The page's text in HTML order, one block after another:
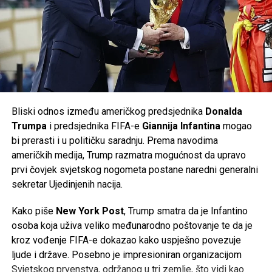
Tweet Share
Mail
radničkog vijeća, ali i vlasti savezne pokrajine
Donja
Saska, koja posjeduje oko 20 posto udjela
u
Volkswagenu i ima značajan utjecaj u nadzornom odboru
kompanije. Prema njemačkim medijima, odbor je u početnoj
fazi odbio dio predloženih mjera.
Volkswagen je ranije potvrdio da će do kraja decenije u
35.000biti u matičnom brendu Volkswagen, dok će
ostatak biti raspoređen na kompanije unutar grupacije,
uključujući AudiiPorsche. Do sada je više od37.000
zaposlenihveć prihvatilo programe dobrovoljnog odlaska
iz kompanije.
evropski proizvođač automobila nalazi pred jednim od
najvećih izazova u svojoj historiji, dok će naredni mjeseci
biti ključni za budući smjer razvoja kompanije.
Bliski odnos između američkog predsjednika Donalda
Trumpai predsjednika FIFA-e Giannija Infantinamogao
bi prerasti i u političku saradnju. Prema navodima
američkih medija, Trump razmatra mogućnost da upravo
prvi čovjek svjetskog nogometa postane naredni generalni
sekretar Ujedinjenih nacija.
Kako piše New York Post, Trump smatra da je Infantino
osoba koja uživa veliko međunarodno poštovanje te da je
kroz vođenje FIFA-e dokazao kako uspješno povezuje
ljude i države. Posebno je impresioniran organizacijom
Svjetskog prvenstva, održanog u tri zemlje, što vidi kao